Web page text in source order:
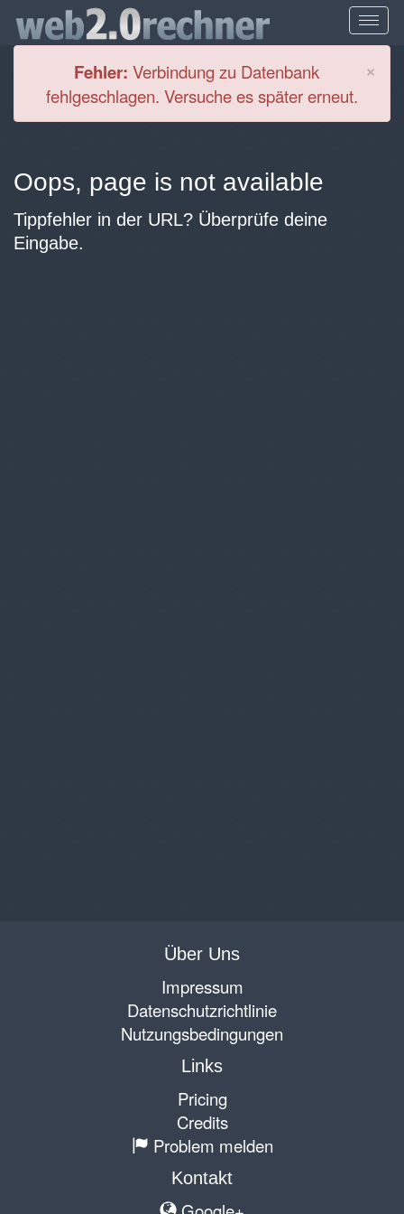
×
Fehler: Verbindung zu Datenbank
fehlgeschlagen. Versuche es später erneut.
Oops, page is not available
Tippfehler in der URL? Überprüfe deine
Eingabe.
Über Uns
Impressum
Datenschutzrichtlinie
Nutzungsbedingungen
Links
Pricing
Credits
Problem melden
Kontakt